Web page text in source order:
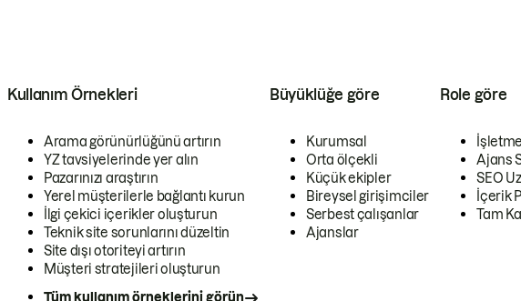
Kullanım Örnekleri
Arama görünürlüğünü artırın
YZ tavsiyelerinde yer alın
Pazarınızı araştırın
Yerel müşterilerle bağlantı kurun
İlgi çekici içerikler oluşturun
Teknik site sorunlarını düzeltin
Site dışı otoriteyi artırın
Müşteri stratejileri oluşturun
Tüm kullanım örneklerini görün
Büyüklüğe göre
Kurumsal
Orta ölçekli
Küçük ekipler
Bireysel girişimciler
Serbest çalışanlar
Ajanslar
Role göre
Ajans
SEO
İçerik
Tam